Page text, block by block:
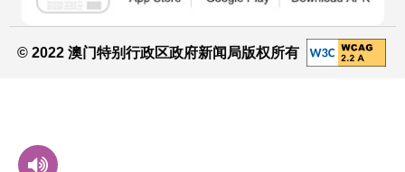
© 2022 澳门特别行政区政府新闻局版权所有